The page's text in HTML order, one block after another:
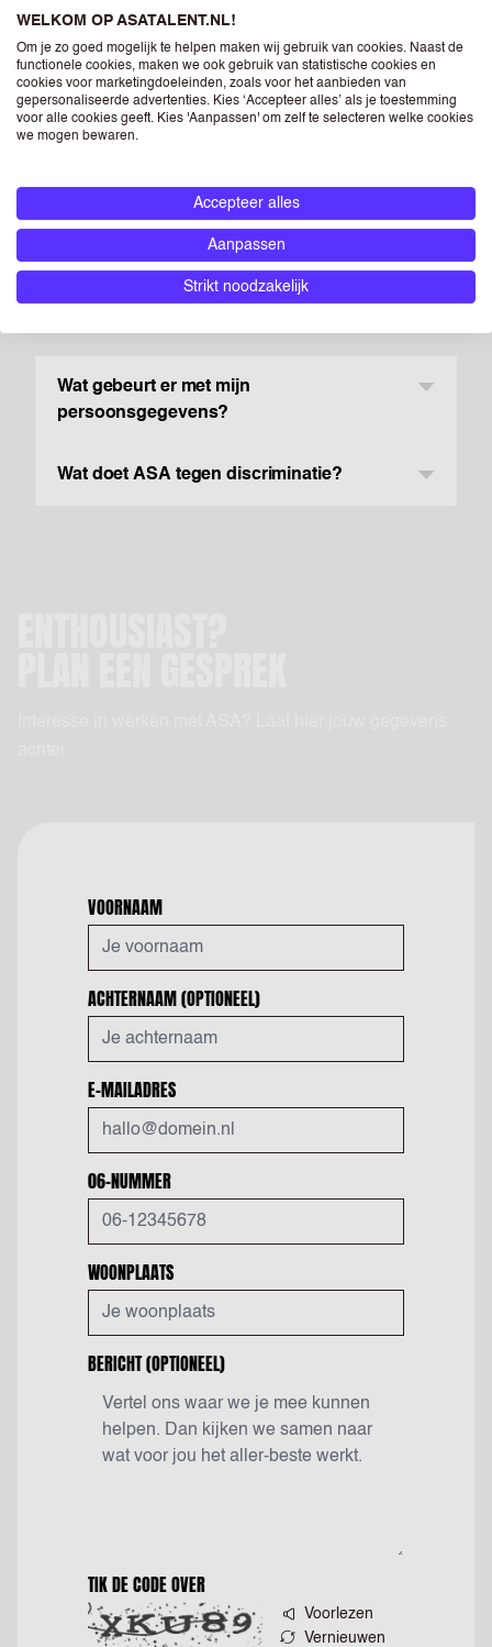
FAQ
Wat gebeurt er met mijn
persoonsgegevens?
Wat doet ASA tegen discriminatie?
VOORNAAM
ACHTERNAAM(OPTIONEEL)
E-MAILADRES
06-NUMMER
WOONPLAATS
BERICHT(OPTIONEEL)
TIK DE CODE OVER
Voorlezen
Vernieuwen
WELKOM OP ASATALENT.NL!
Om je zo goed mogelijk te helpen maken wij gebruik van cookies. Naast de
functionele cookies, maken we ook gebruik van statistische cookies en
cookies voor marketingdoeleinden, zoals voor het aanbieden van
gepersonaliseerde advertenties. Kies ‘Accepteer alles’ als je toestemming
voor alle cookies geeft. Kies 'Aanpassen' om zelf te selecteren welke cookies
we mogen bewaren.
Accepteer alles
Aanpassen
Strikt noodzakelijk